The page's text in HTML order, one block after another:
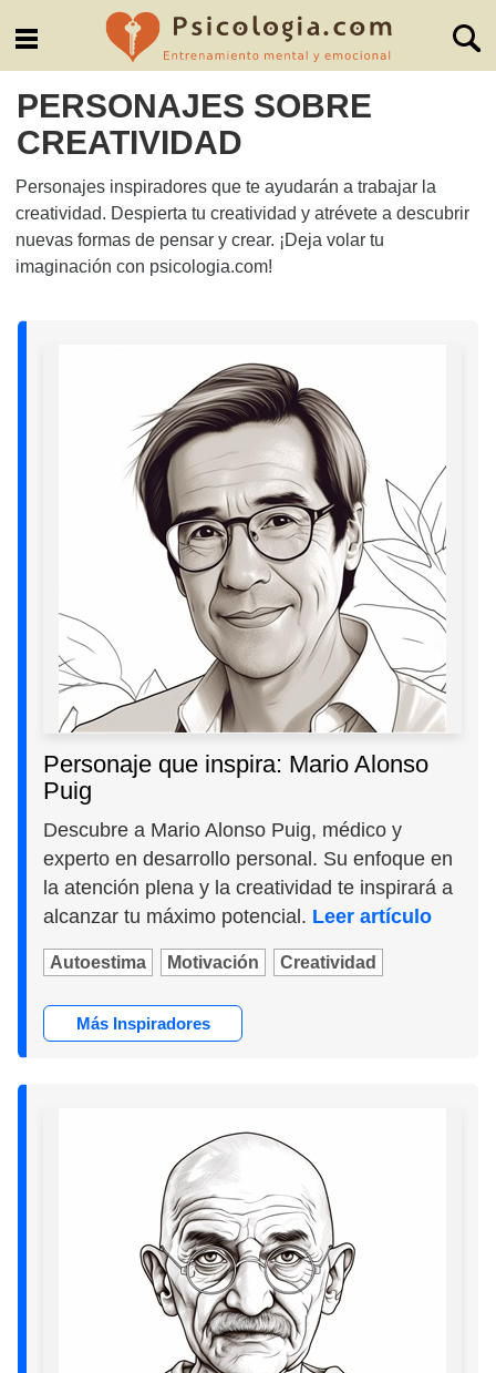
PERSONAJES SOBRE
CREATIVIDAD
Personajes inspiradores que te ayudarán a trabajar la
creatividad. Despierta tu creatividad y atrévete a descubrir
nuevas formas de pensar y crear. ¡Deja volar tu
imaginación con psicologia.com!
Personaje que inspira: Mario Alonso
Puig
Descubre a Mario Alonso Puig, médico y
experto en desarrollo personal. Su enfoque en
la atención plena y la creatividad te inspirará a
alcanzar tu máximo potencial. Leer artículo
Autoestima Motivación Creatividad
Más Inspiradores